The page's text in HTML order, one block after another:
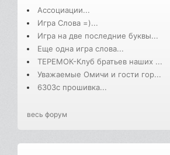
Ассоциации...
Игра Слова =)...
Игра на две последние буквы...
Еще одна игра слова...
ТЕРЕМОК-Клуб братьев наших ...
Уважаемые Омичи и гости гор...
6303с прошивка...
весь форум